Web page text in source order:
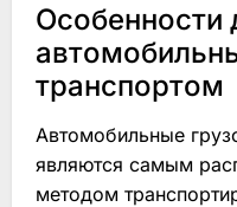
Особенности
транспортом
Автомобильные
являются самым
методом